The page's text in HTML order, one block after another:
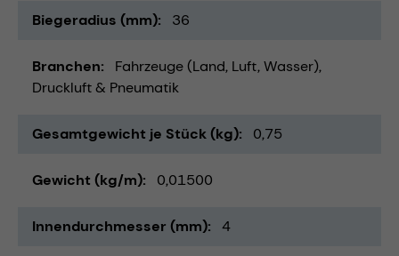
Biegeradius (mm) 36
Branchen
Fahrzeuge (Land, Luft, Wasser)
Druckluft & Pneumatik
Gesamtgewicht je Stück (kg) 0,75
Gewicht (kg/m) 0,01500
Innendurchmesser (mm) 4